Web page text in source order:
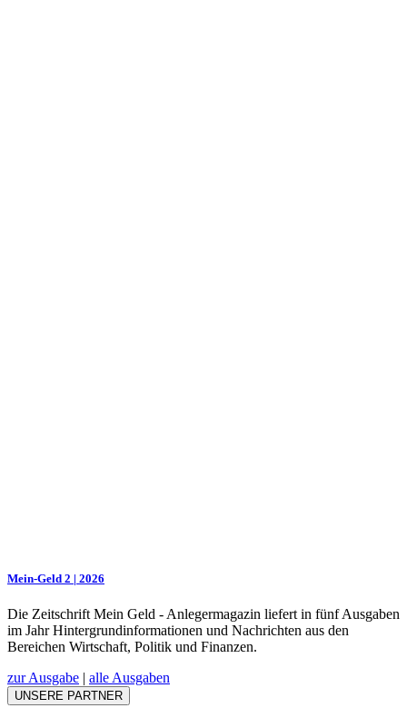
Mein-Geld 2 | 2026
Die Zeitschrift Mein Geld - Anlegermagazin liefert in fünf Ausgaben
im Jahr Hintergrundinformationen und Nachrichten aus den
Bereichen Wirtschaft, Politik und Finanzen.
zur Ausgabe | alle Ausgaben
UNSERE PARTNER